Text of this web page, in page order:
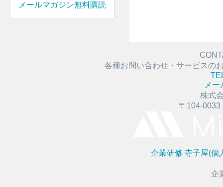
メールマガジン無料購読
各種お問い合わせ・サービスの
メ
株式
〒104-0033
企業研修 寺子屋(個
企